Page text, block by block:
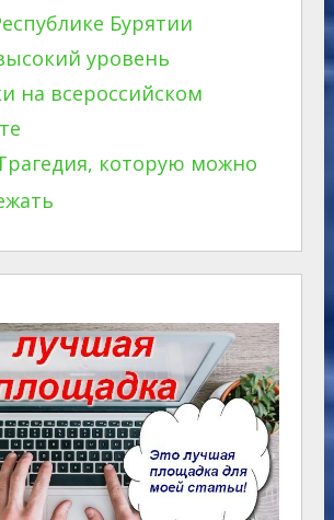
Бурятии
уровень
на всероссийском
которую можно